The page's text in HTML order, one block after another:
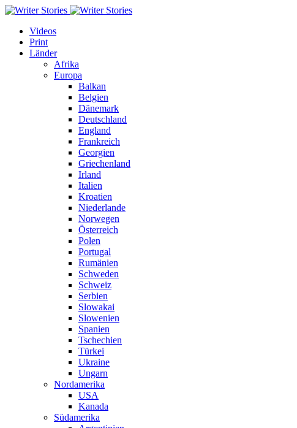
Videos
Print
Länder
Afrika
Europa
Balkan
Belgien
Dänemark
Deutschland
England
Frankreich
Georgien
Griechenland
Irland
Italien
Kroatien
Niederlande
Norwegen
Österreich
Polen
Portugal
Rumänien
Schweden
Schweiz
Serbien
Slowakai
Slowenien
Spanien
Tschechien
Türkei
Ukraine
Ungarn
Nordamerika
USA
Kanada
Südamerika